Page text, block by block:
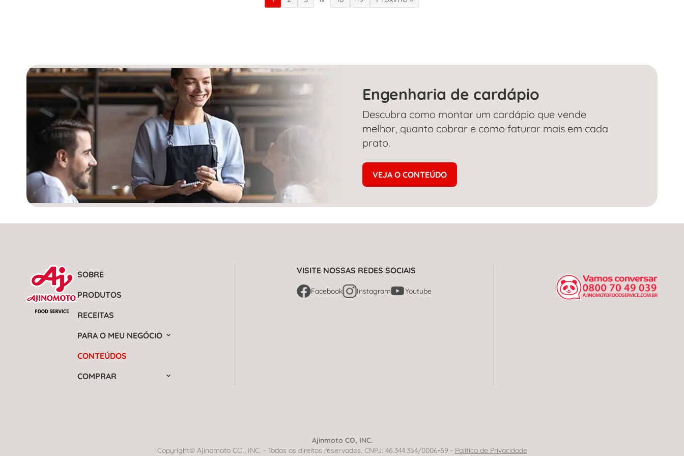
Engenharia de cardápio
Descubra como montar um cardápio que vende
melhor, quanto cobrar e como faturar mais em cada
prato.
VEJA O CONTEÚDO
SOBRE
PRODUTOS
RECEITAS
PARA O MEU NEGÓCIO
CONTEÚDOS
COMPRAR
VISITE NOSSAS REDES SOCIAIS
Facebook Instagram Youtube
Ajinmoto CO, INC.
Copyright© Ajinomoto CO., INC. - Todos os direitos reservados. CNPJ: 46.344.354/0006-69 - Política de Privacidade